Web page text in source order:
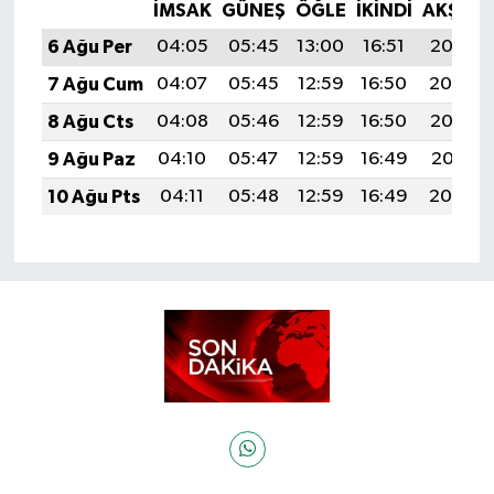
İMSAK GÜNEŞ ÖĞLE İKINDI
AKŞAM
6 Ağu Per
04:05 05:45 13:00 16:51
20:05
7 Ağu Cum
04:07 05:45 12:59 16:50
20:04
8 Ağu Cts
04:08 05:46 12:59 16:50
20:02
9 Ağu Paz
04:10 05:47 12:59 16:49
20:01
10 Ağu Pts
04:11 05:48 12:59 16:49 20:00